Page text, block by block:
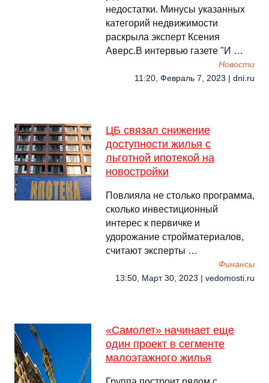
недостатки. Минусы указанных
категорий недвижимости
раскрыла эксперт Ксения
Аверс.В интервью газете "И …
Новости
11:20, Февраль 7, 2023 | dni.ru
ЦБ связал снижение
доступности жилья с
льготной ипотекой на
новостройки
Повлияла не столько программа,
сколько инвестиционный
интерес к первичке и
удорожание стройматериалов,
считают эксперты …
Финансы
13:50, Март 30, 2023 | vedomosti.ru
«Самолет» начинает еще
один проект в сегменте
малоэтажного жилья